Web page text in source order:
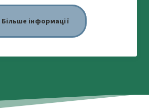
Більше інформації